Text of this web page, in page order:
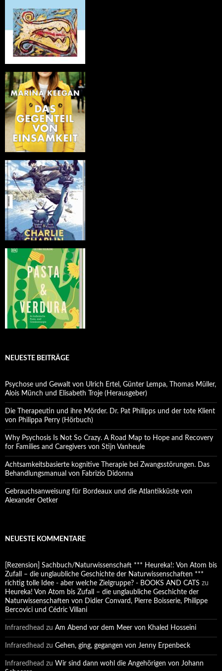
NEUESTE BEITRÄGE
Psychose und Gewalt von Ulrich Ertel, Günter Lempa, Thomas Müller,
Alois Münch und Elisabeth Troje (Herausgeber)
Die Therapeutin und ihre Mörder. Dr. Pat Philipps und der tote Klient
von Philippa Perry (Hörbuch)
Why Psychosis Is Not So Crazy. A Road Map to Hope and Recovery
for Families and Caregivers von Stijn Vanheule
Achtsamkeitsbasierte kognitive Therapie bei Zwangsstörungen. Das
Behandlungsmanual von Fabrizio Didonna
Gebrauchsanweisung für Bordeaux und die Atlantikküste von
Alexander Oetker
NEUESTE KOMMENTARE
[Rezension] Sachbuch/Naturwissenschaft *** Heureka!: Von Atom bis
Zufall – die unglaubliche Geschichte der Naturwissenschaften ***
richtig tolle Idee - aber welche Zielgruppe? - BOOKS AND CATS zu
Heureka! Von Atom bis Zufall – die unglaubliche Geschichte der
Naturwissenschaften von Didier Convard, Pierre Boisserie, Philippe
Bercovici und Cédric Villani
Infraredhead zu Am Abend vor dem Meer von Khaled Hosseini
Infraredhead zu Gehen, ging, gegangen von Jenny Erpenbeck
Infraredhead zu Wir sind dann wohl die Angehörigen von Johann